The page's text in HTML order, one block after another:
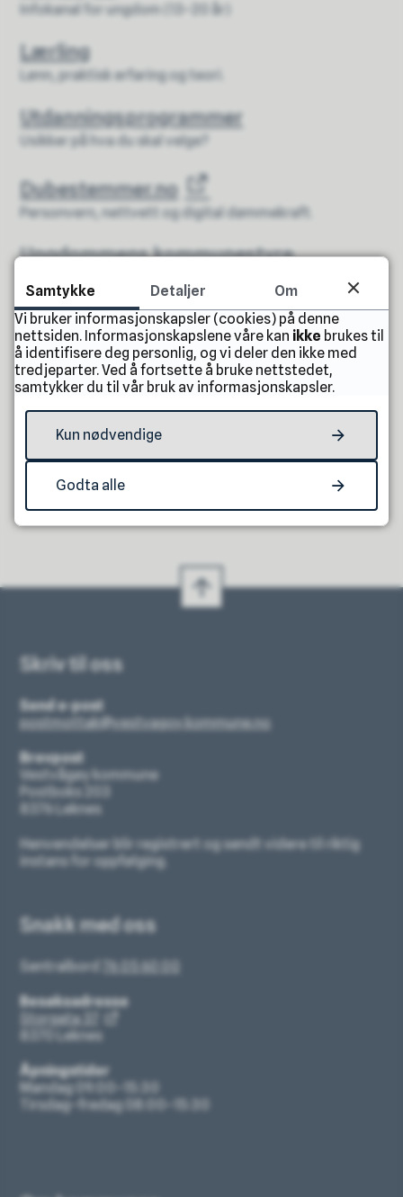
Infokanal for ungdom (13–20 år)
Lærling
Lønn, praktisk erfaring og teori.
Utdanningsprogrammer
Usikker på hva du skal velge?
Dubestemmer.no
Personvern, nettvett og digital dømmekraft.
Ungdommens kommunestyre
Fant du det du lette etter?
Skriv til oss
Send e-post
postmottak@vestvagoy.kommune.no
Brevpost
Vestvågøy kommune
Postboks 203
8376 Leknes
Henvendelser blir registrert og sendt videre til riktig
instans for oppfølging.
Snakk med oss
Sentralbord 76 05 60 00
Besøksadresse
Storgata 37
8370 Leknes
Åpningstider
Mandag 09:00–15:30
Tirsdag–fredag 08:00–15:30
Samtykke Detaljer
Om
Vi bruker informasjonskapsler (cookies) på denne
nettsiden. Informasjonskapslene våre kan ikke brukes til
å identifisere deg personlig, og vi deler den ikke med
tredjeparter. Ved å fortsette å bruke nettstedet,
samtykker du til vår bruk av informasjonskapsler.
Kun nødvendige
Godta alle